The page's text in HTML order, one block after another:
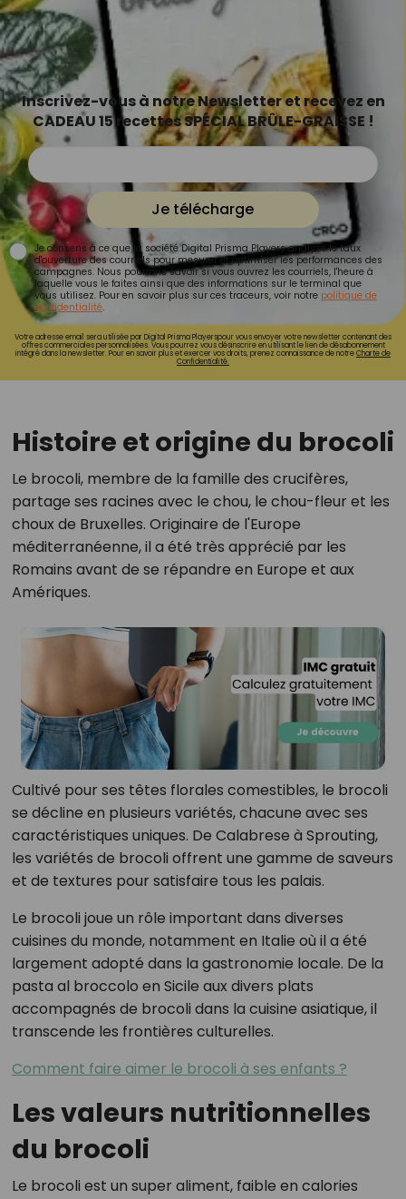
Inscrivez-vous à notre Newsletter et recevez en
CADEAU 15 recettes SPÉCIAL BRÛLE-GRAISSE !
Je télécharge
Je consens à ce que la société Digital Prisma Players analyse le taux
d'ouverture des courriels pour mesurer et optimiser les performances des
campagnes. Nous pourrons savoir si vous ouvrez les courriels, l'heure à
laquelle vous le faites ainsi que des informations sur le terminal que
vous utilisez. Pour en savoir plus sur ces traceurs, voir notre politique de
confidentialité.
Votre adresse email sera utilisée par Digital Prisma Playerspour vous envoyer votre newsletter contenant des
offres commerciales personnalisées. Vous pourrez vous désinscrire en utilisant le lien de désabonnement
intégré dans la newsletter. Pour en savoir plus et exercer vos droits, prenez connaissance de notreCharte de
Confidentialité.
Histoire et origine du brocoli
Le brocoli, membre de la famille des crucifères,
partage ses racines avec le chou, le chou-fleur et les
choux de Bruxelles. Originaire de l'Europe
méditerranéenne, il a été très apprécié par les
Romains avant de se répandre en Europe et aux
Amériques.
Cultivé pour ses têtes florales comestibles, le brocoli
se décline en plusieurs variétés, chacune avec ses
caractéristiques uniques. De Calabrese à Sprouting,
les variétés de brocoli offrent une gamme de saveurs
et de textures pour satisfaire tous les palais.
Le brocoli joue un rôle important dans diverses
cuisines du monde, notamment en Italie où il a été
largement adopté dans la gastronomie locale. De la
pasta al broccolo en Sicile aux divers plats
accompagnés de brocoli dans la cuisine asiatique, il
transcende les frontières culturelles.
Comment faire aimer le brocoli à ses enfants ?
Les valeurs nutritionnelles
du brocoli
Le brocoli est un super aliment, faible en calories